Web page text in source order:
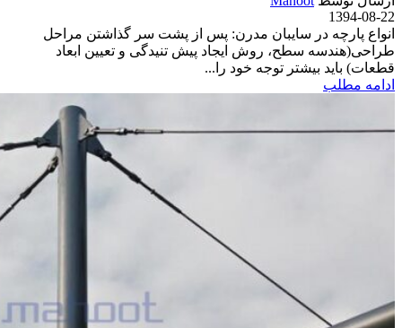
1394-08-22
انواع پارچه در سایبان مدرن: پس از پشت سر گذاشتن مراحل
طراحی(هندسه سطح، روش ایجاد پیش تنیدگی و تعیین ابعاد
قطعات) باید بیشتر توجه خود را...
ادامه مطلب